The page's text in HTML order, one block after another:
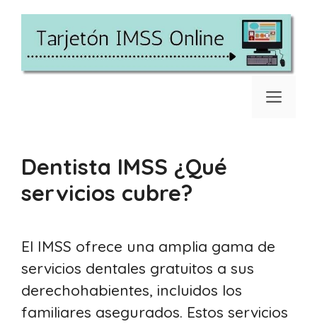
Saltar
contenido
Dentista IMSS ¿Qué
servicios cubre?
El IMSS ofrece una amplia gama de
servicios dentales gratuitos a sus
derechohabientes, incluidos los
familiares asegurados. Estos servicios